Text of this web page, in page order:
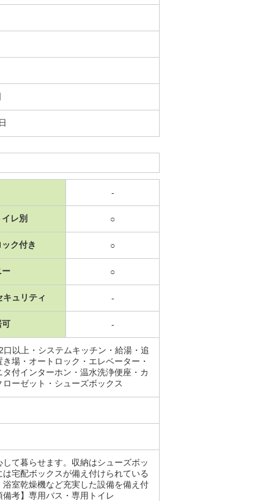
-
レ別 ○
ク付き ○
ー ○
キュリティ -
可 -
以上・システムキッチン・給湯・追
場・オートロック・エレベーター・
付インターホン・温水洗浄便座・カ
ーゼット・シューズボックス
て暮らせます。収納はシューズボッ
宅配ボックスが備え付けられている
室乾燥機など充実した設備を備え付
考】専用バス・専用トイレ